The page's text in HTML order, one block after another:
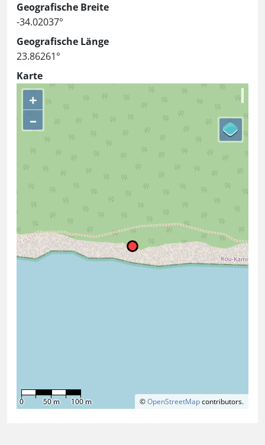
Geografische Breite
-34.02037°
Geografische Länge
23.86261°
Karte
+
–
©OpenStreetMapcontributors.
0 50 m 100 m